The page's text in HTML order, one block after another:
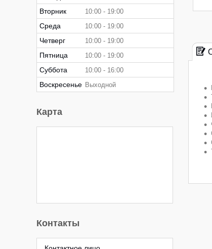
Вторник 10:00 19:00
Среда 10:00 19:00
Четверг 10:00 19:00
Пятница 10:00 19:00
Суббота 10:00 16:00
Воскресенье Выходной
Карта
Контакты